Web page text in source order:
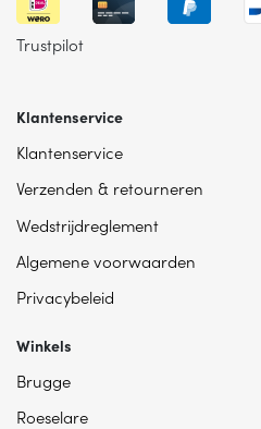
Trustpilot
Klantenservice
Klantenservice
Verzenden & retourneren
Wedstrijdreglement
Algemene voorwaarden
Privacybeleid
Winkels
Brugge
Roeselare